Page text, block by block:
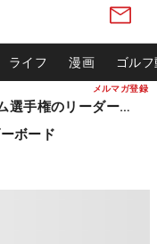
メルマガ登録
ライフ 漫画 ゴル
松山英樹ら出場 ウィンダム選手権のリーダーボード
ボード